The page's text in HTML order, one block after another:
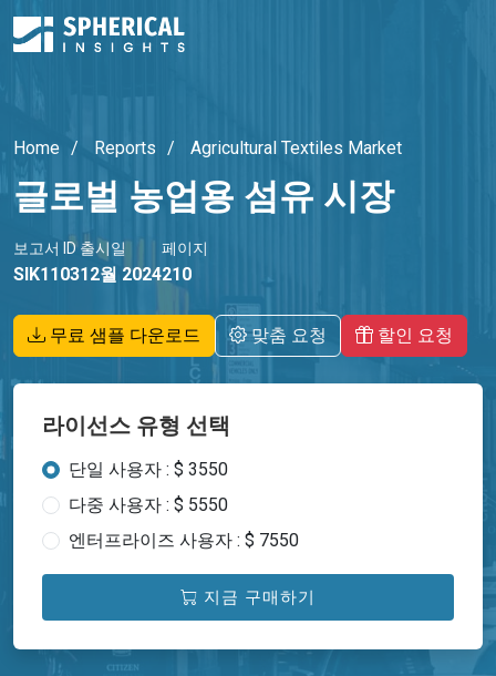
Home Reports Agricultural Textiles Market
글로벌 농업용 섬유 시장
보고서 ID
SIK1103
출시일
12월 2024
페이지
210
무료 샘플 다운로드 맞춤 요청 할인 요청
라이선스 유형 선택
단일 사용자 : $ 3550
다중 사용자 : $ 5550
엔터프라이즈 사용자 : $ 7550
지금 구매하기